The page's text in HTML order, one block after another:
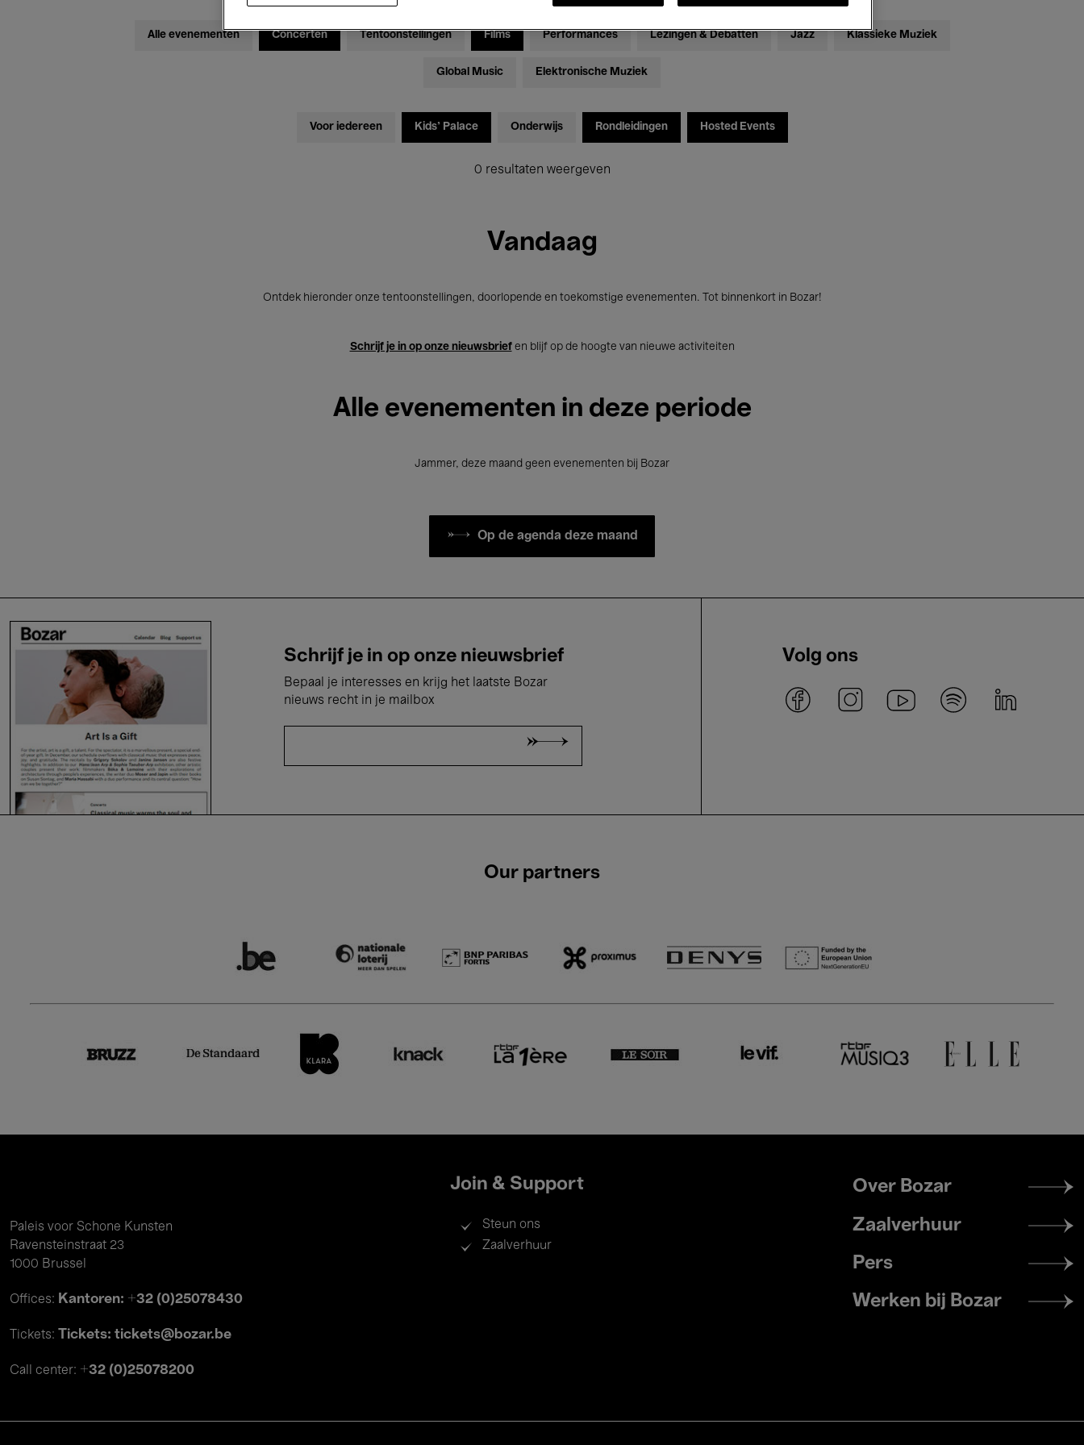
Alle evenementen Concerten Tentoonstellingen Films Performances Lezingen & Debatten Jazz Klassieke Muziek
Global Music Elektronische Muziek
Voor iedereen Kids’ Palace Onderwijs Rondleidingen Hosted Events
0 resultaten weergeven
Vandaag
Ontdek hieronder onze tentoonstellingen, doorlopende en toekomstige evenementen. Tot binnenkort in Bozar!
Schrijf je in op onze nieuwsbriefen blijf op de hoogte van nieuwe activiteiten
Alle evenementen in deze periode
Jammer, deze maand geen evenementen bij Bozar
Op de agenda deze maand
Schrijf je in op onze nieuwsbrief
Bepaal je interesses en krijg het laatste Bozar
nieuws recht in je mailbox
Volg ons
Our partners
Paleis voor Schone Kunsten
Ravensteinstraat 23
1000 Brussel
Offices: Kantoren: +32 (0)25078430
Tickets: Tickets: tickets@bozar.be
Call center: +32 (0)25078200
Join & Support
Steun ons
Zaalverhuur
Footer
menu
Over Bozar
Zaalverhuur
Pers
Werken bij Bozar